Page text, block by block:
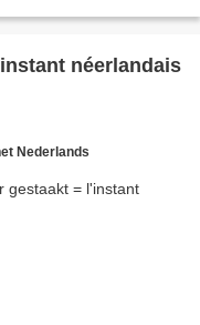
néerlandais
Nederlands